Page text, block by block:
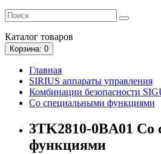
Каталог товаров
Корзина: 0
Главная
SIRIUS аппараты управления
Комбинации безопасности
Со специальными функциями
3TK2810-0BA01
функциями